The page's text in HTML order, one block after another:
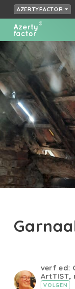
AZERTYFACTOR
verf ed:
ArtTIST,
VOLGEN